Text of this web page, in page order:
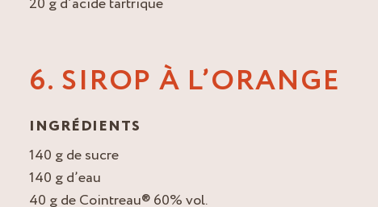
6. SIROP À L’ORANGE
INGRÉDIENTS
140 g de sucre
140 g d’eau
40 g de Cointreau® 60% vol.